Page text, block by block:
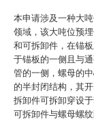
本申请涉及一种大
领域，该大吨位预
和可拆卸件，在锚
于锚板的一侧且与
管的一侧，螺母的
的半封闭结构，其
拆卸件可拆卸穿设
可拆卸件与螺母螺